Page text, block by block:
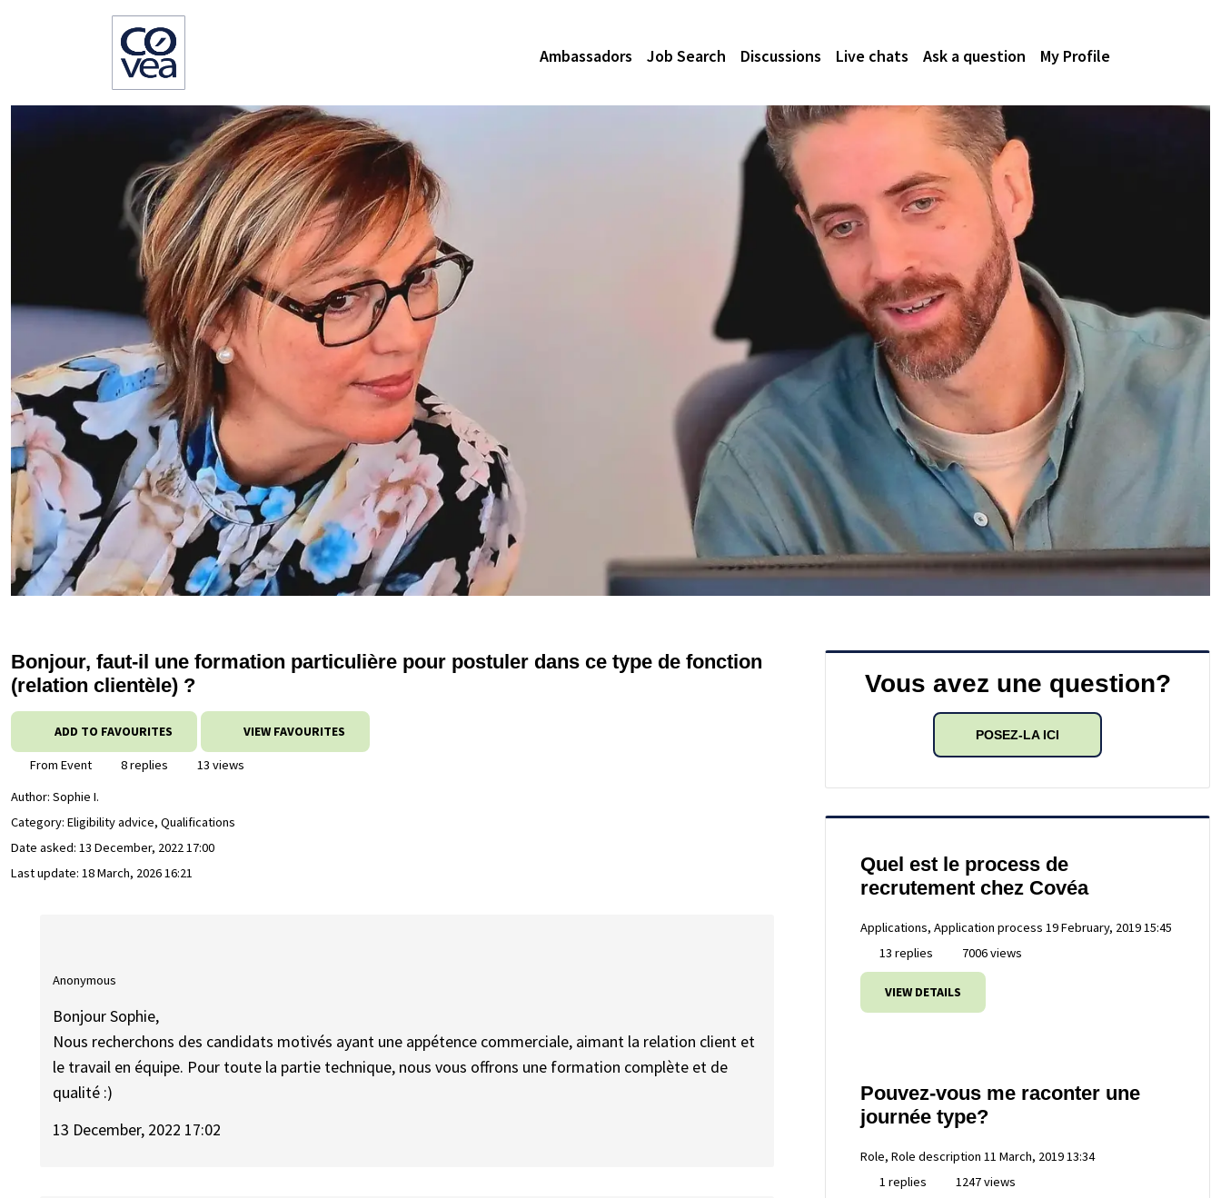
Ambassadors Job Search Discussions Live chats Ask a question My Profile
Bonjour, faut-il une formation particulière pour postuler dans ce type de fonction
(relation clientèle) ?
ADD TO FAVOURITES VIEW FAVOURITES
From Event 8 replies
13 views
Author: Sophie I.
Category: Eligibility advice, Qualifications
Date asked: 13 December, 2022 17:00
Last update: 18 March, 2026 16:21
Anonymous
Bonjour Sophie,
Nous recherchons des candidats motivés ayant une appétence commerciale, aimant la relation client et
le travail en équipe. Pour toute la partie technique, nous vous offrons une formation complète et de
qualité :)
13 December, 2022 17:02
Vous avez une question?
POSEZ-LA ICI
Quel est le process de
recrutement chez Covéa
Applications, Application process 19 February, 2019 15:45
13 replies
7006 views
VIEW DETAILS
Pouvez-vous me raconter une
journée type?
Role, Role description 11 March, 2019 13:34
1 replies
1247 views